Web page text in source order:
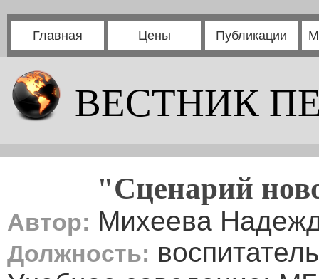
Главная Цены Публикации
ВЕСТНИК
"Сценарий
Автор: Михеева
Должность: воспитатель